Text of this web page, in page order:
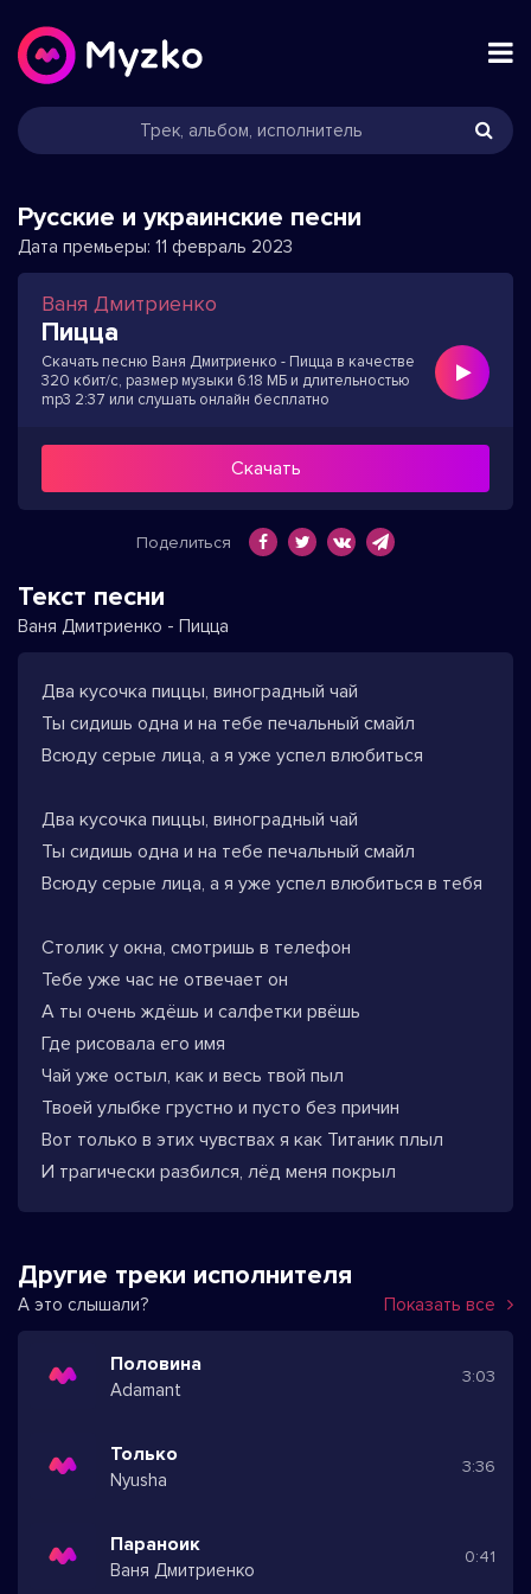
Русские и украинские песни
Дата премьеры: 11 февраль 2023
Ваня Дмитриенко
Пицца
Скачать песню Ваня Дмитриенко - Пицца в качестве
320 кбит/с, размер музыки 6.18 МБ и длительностью
mp3 2:37 или слушать онлайн бесплатно
Скачать
Поделиться
Текст песни
Ваня Дмитриенко - Пицца
Два кусочка пиццы, виноградный чай
Ты сидишь одна и на тебе печальный смайл
Всюду серые лица, а я уже успел влюбиться
Два кусочка пиццы, виноградный чай
Ты сидишь одна и на тебе печальный смайл
Всюду серые лица, а я уже успел влюбиться в тебя
Столик у окна, смотришь в телефон
Тебе уже час не отвечает он
А ты очень ждёшь и салфетки рвёшь
Где рисовала его имя
Чай уже остыл, как и весь твой пыл
Твоей улыбке грустно и пусто без причин
Вот только в этих чувствах я как Титаник плыл
И трагически разбился, лёд меня покрыл
Другие треки исполнителя
А это слышали? Показать все
Половина
Adamant
3:03
Только
Nyusha
3:36
Параноик
Ваня Дмитриенко
0:41